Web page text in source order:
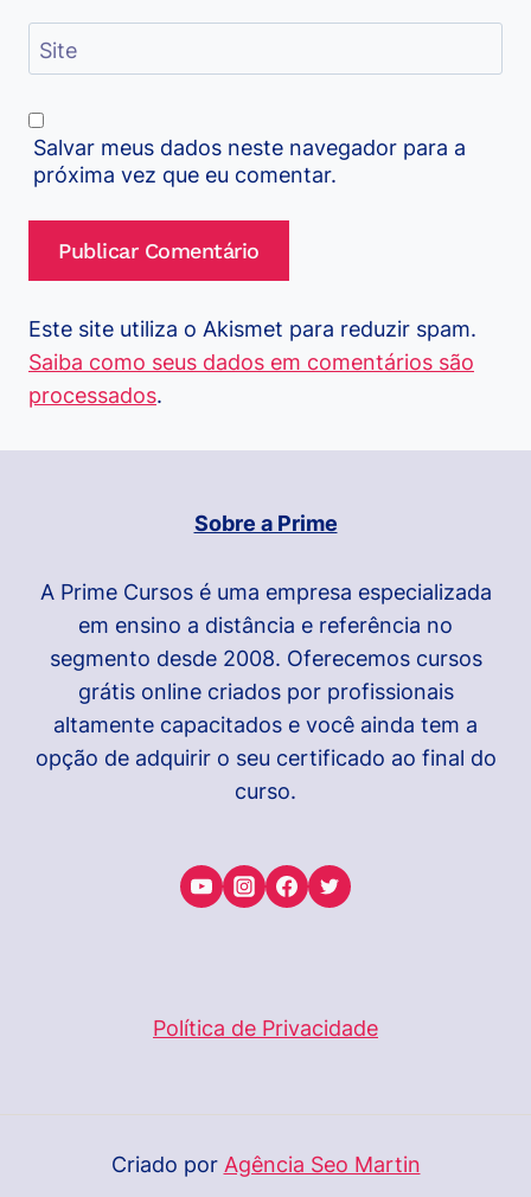
Site
Salvar meus dados neste navegador para a
próxima vez que eu comentar.
Este site utiliza o Akismet para reduzir spam.
Saiba como seus dados em comentários são
processados.
Sobre a Prime
A Prime Cursos é uma empresa especializada
em ensino a distância e referência no
segmento desde 2008. Oferecemos cursos
grátis online criados por profissionais
altamente capacitados e você ainda tem a
opção de adquirir o seu certificado ao final do
curso.
Política de Privacidade
Criado por Agência Seo Martin